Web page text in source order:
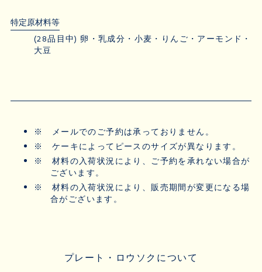
特定原材料等
(28品目中) 卵・乳成分・小麦・りんご・アーモンド・
大豆
※ メールでのご予約は承っておりません。
※ ケーキによってピースのサイズが異なります。
※ 材料の入荷状況により、ご予約を承れない場合が
ございます。
※ 材料の入荷状況により、販売期間が変更になる場
合がございます。
プレート・ロウソクについて